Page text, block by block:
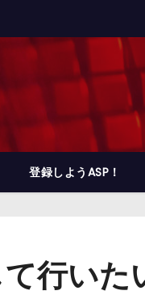
登録しようASP！
行い